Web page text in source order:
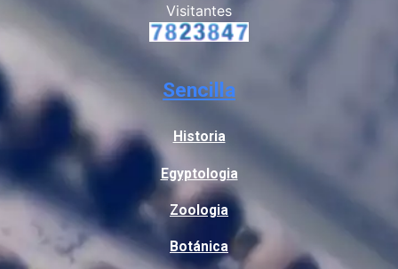
Visitantes
Sencilla
Historia
Egyptologia
Zoologia
Botánica